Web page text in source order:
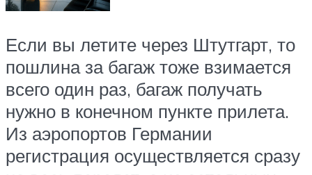
Если вы летите через Штутгарт, то
пошлина за багаж тоже взимается
всего один раз, багаж получать
нужно в конечном пункте прилета.
Из аэропортов Германии
регистрация осуществляется сразу